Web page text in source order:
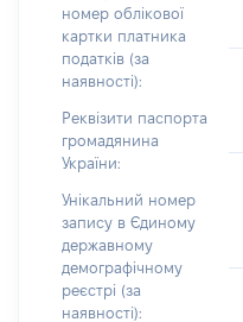
номер облікової
картки платника
податків (за
наявності):
Реквізити паспорта
громадянина
України:
Унікальний номер
запису в Єдиному
державному
демографічному
реєстрі (за
наявності):